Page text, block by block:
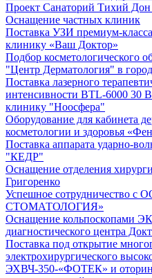
Проект Санаторий Тихий
Оснащение частных клиник
Поставка УЗИ премиум-
клинику «Ваш Доктор»
Подбор косметологического
"Центр Дерматология" в
Поставка лазерного
интенсивности BTL-6000 30
клинику "Ноосфера"
Оборудование для кабинета
косметологии и здоровья
Поставка аппарата ударно-
"КЕДР"
Оснащение отделения
Григоренко
Успешное сотрудничество
СТОМАТОЛОГИЯ»
Оснащение кольпоскопами
диагностического центра
Поставка под открытие
электрохирургического
ЭХВЧ-350-«ФОТЕК» и